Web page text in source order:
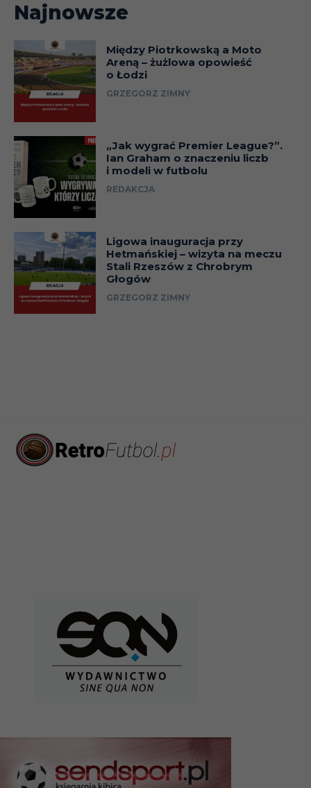
Najnowsze
Między Piotrkowską a Moto
Areną – żużlowa opowieść
o Łodzi
GRZEGORZ ZIMNY
„Jak wygrać Premier League?”.
Ian Graham o znaczeniu liczb
i modeli w futbolu
REDAKCJA
Ligowa inauguracja przy
Hetmańskiej – wizyta na meczu
Stali Rzeszów z Chrobrym
Głogów
GRZEGORZ ZIMNY